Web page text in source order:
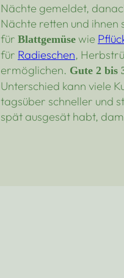
Nächte gemeldet,
Nächte retten und
für Blattgemüse wie
für Radieschen,
ermöglichen. Gute 2 bis
Unterschied kann viele
tagsüber schneller und
spät ausgesät habt,